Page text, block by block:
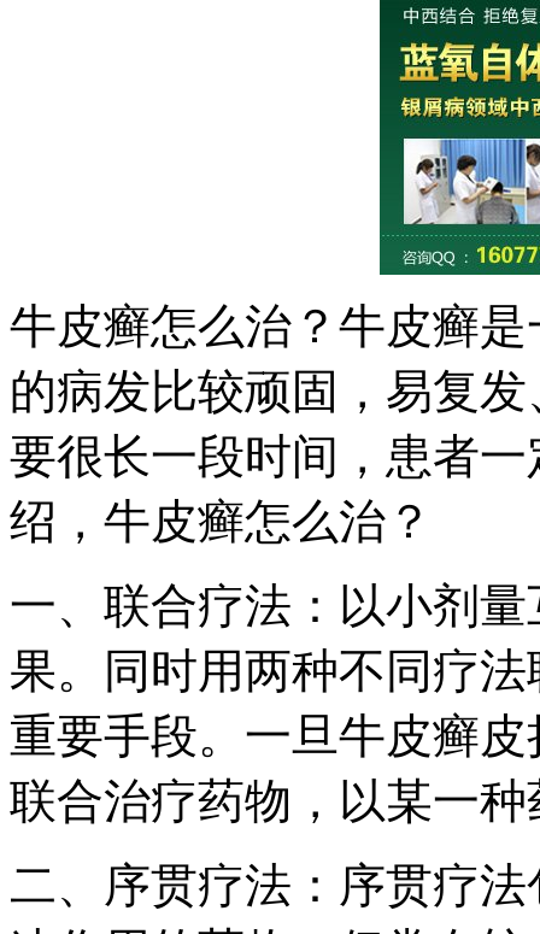
牛皮癣怎么治？牛皮癣
的病发比较顽固，易复
要很长一段时间，患者
绍，牛皮癣怎么治？
一、联合疗法：以小剂
果。同时用两种不同疗
重要手段。一旦牛皮癣
联合治疗药物，以某一
二、序贯疗法：序贯疗